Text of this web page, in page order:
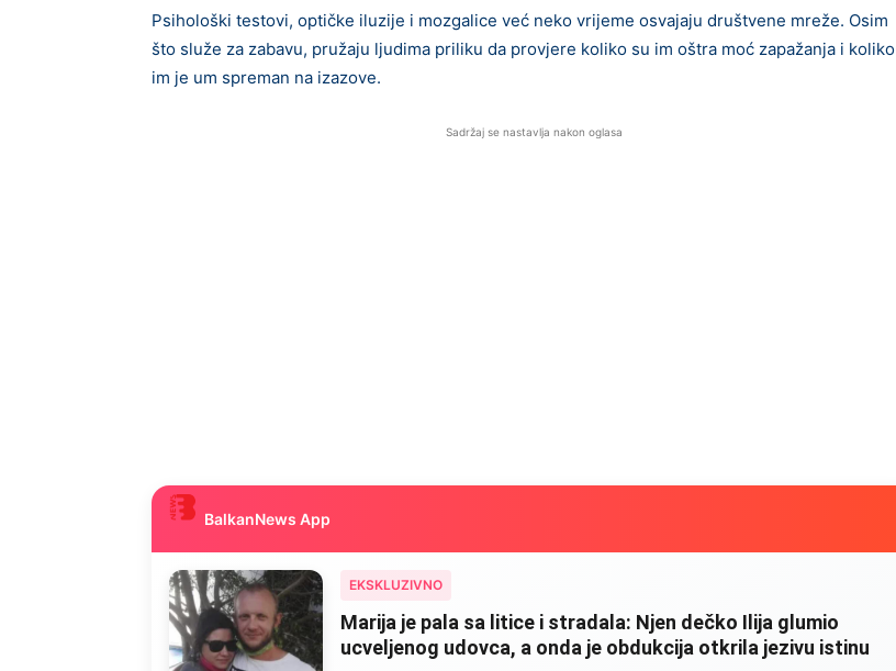
Psihološki testovi, optičke iluzije i mozgalice već neko vrijeme osvajaju društvene mreže. Osim
što služe za zabavu, pružaju ljudima priliku da provjere koliko su im oštra moć zapažanja i koliko
im je um spreman na izazove.
Sadržaj se nastavlja nakon oglasa
BalkanNews App
EKSKLUZIVNO
Marija je pala sa litice i stradala: Njen dečko Ilija glumio
ucveljenog udovca, a onda je obdukcija otkrila jezivu istinu